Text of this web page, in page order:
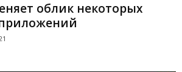
облик некоторых